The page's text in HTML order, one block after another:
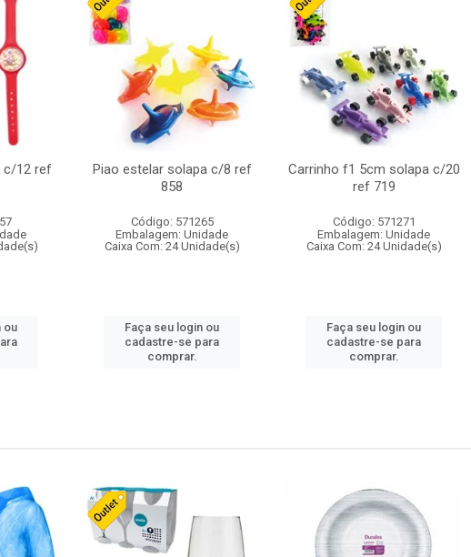
c/12 ref
ou
Piao estelar solapa c/8 ref
858
Código: 571265
Embalagem: Unidade
Caixa Com: 24 Unidade(s)
Faça seu login ou
cadastre-se para
comprar.
Carrinho f1 5cm solapa c/20
ref 719
Código: 571271
Embalagem: Unidade
Caixa Com: 24 Unidade(s)
Faça seu login ou
cadastre-se para
comprar.